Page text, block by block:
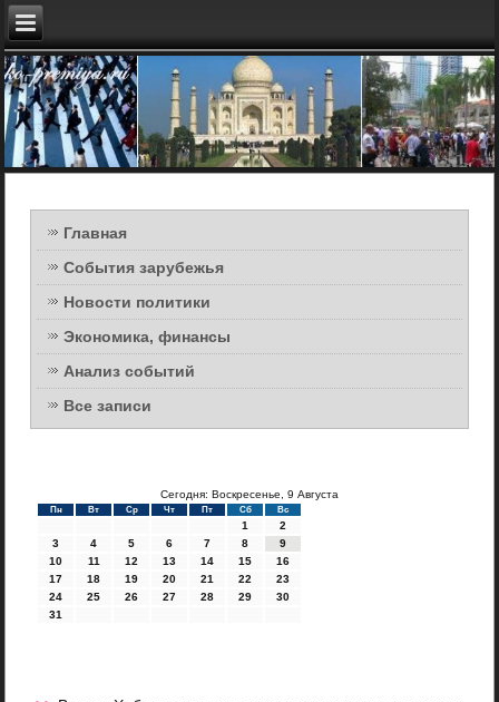
Главная
События зарубежья
Новости политики
Экономика, финансы
Анализ событий
Все записи
Сегодня: Воскресенье, 9 Августа
Пн Вт Ср Чт Пт Сб Вс
1
2
3
4 5 6 7 8
9
10
11 12 13 14 15
16
17
18 19 20 21 22
23
24
25 26 27 28 29
30
31